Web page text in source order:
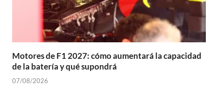
Motores de F1 2027: cómo aumentará la capacidad
de la batería y qué supondrá
07/08/2026